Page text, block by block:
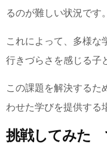
るのが難しい状況です。
これによって、多様な
行きづらさを感じる子
この課題を解決するた
わせた学びを提供する
挑戦してみた